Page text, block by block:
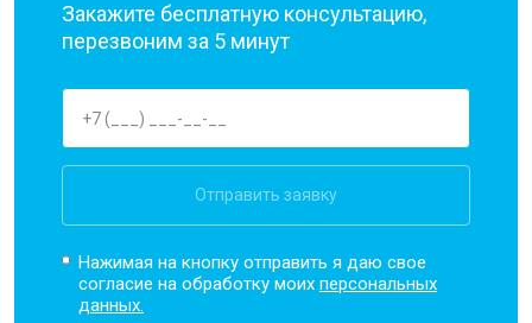
Закажите бесплатную консультацию,
перезвоним за 5 минут
Отправить заявку
Нажимая на кнопку отправить я даю свое
согласие на обработку моихперсональных
данных.